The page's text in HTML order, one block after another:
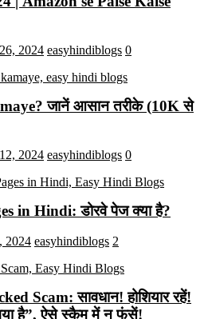
2024 easyhindiblogs 0
जानें आसान तरीके (10K से
2024 easyhindiblogs 0
in Hindi: डोरवे पेज क्या है?
2024 easyhindiblogs 2
Scam: सावधान! होशियार रहें!
है”, ऐसे स्कैम में न फंसें!